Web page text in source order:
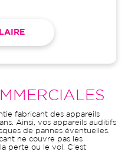
fabricant des appareils
Ainsi, vos appareils auditifs
de pannes éventuelles.
ne couvre pas les
perte ou le vol. C’est